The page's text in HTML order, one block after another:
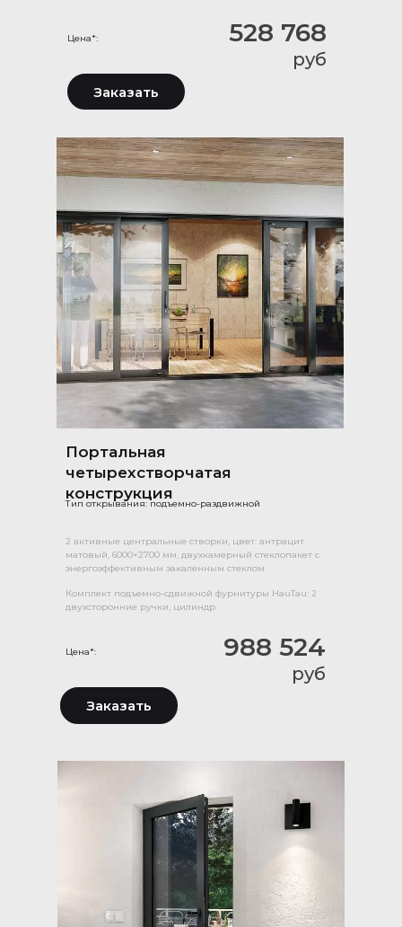
528 768
руб
Цена*:
Заказать
Портальная
четырехстворчатая
конструкция
Тип открывания: подъемно-раздвижной
Цена*:
2 активные центральные створки, цвет: антрацит
матовый, 6000×2700 мм, двухкамерный стеклопакет с
энергоэффективным закаленным стеклом.
Комплект подъемно-сдвижной фурнитуры HauTau: 2
двухсторонние ручки, цилиндр.
988 524
руб
Заказать